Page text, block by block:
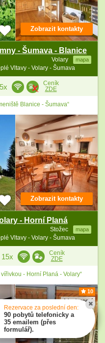
- Šumava - Blanice
Volary mapa
Vltavy - Volary - Šumava
Zobrazit kontakty
5x
Ceník
ZDE
Blanice - Šumava“
- Horní Planá
Stožec mapa
Vltavy - Volary - Šumava
Zobrazit kontakty
15x
Ceník
ZDE
- Horní Planá - Volary“
10
1 hodnocení
Rezervace za poslední den:
90 pobytů telefonicky a
35 emailem (přes
formulář).